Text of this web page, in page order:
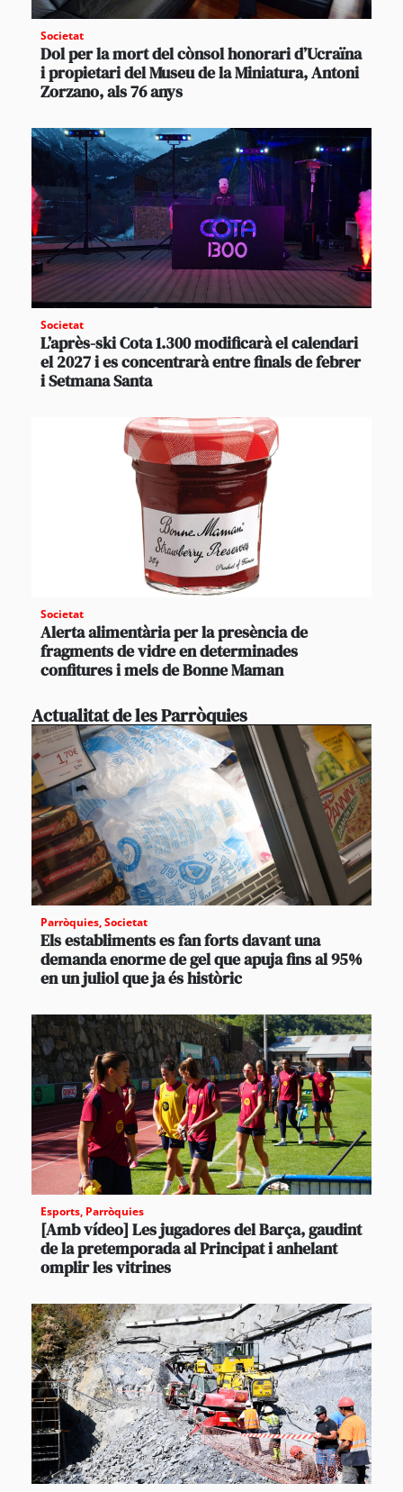
Societat
Dol per la mort del cònsol honorari d’Ucraïna
i propietari del Museu de la Miniatura, Antoni
Zorzano, als 76 anys
Societat
L’après-ski Cota 1.300 modificarà el calendari
el 2027 i es concentrarà entre finals de febrer
i Setmana Santa
Societat
Alerta alimentària per la presència de
fragments de vidre en determinades
confitures i mels de Bonne Maman
Actualitat de les Parròquies
Parròquies,Societat
Els establiments es fan forts davant una
demanda enorme de gel que apuja fins al 95%
en un juliol que ja és històric
Esports, Parròquies
[Amb vídeo] Les jugadores del Barça, gaudint
de la pretemporada al Principat i anhelant
omplir les vitrines